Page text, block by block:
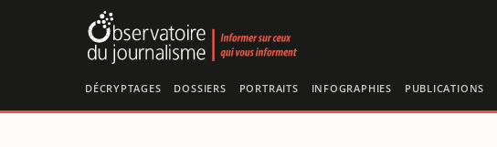
DÉCRYPTAGES DOSSIERS PORTRAITS INFOGRAPHIES PUBLICATIONS
Panneau de gestion des cookies